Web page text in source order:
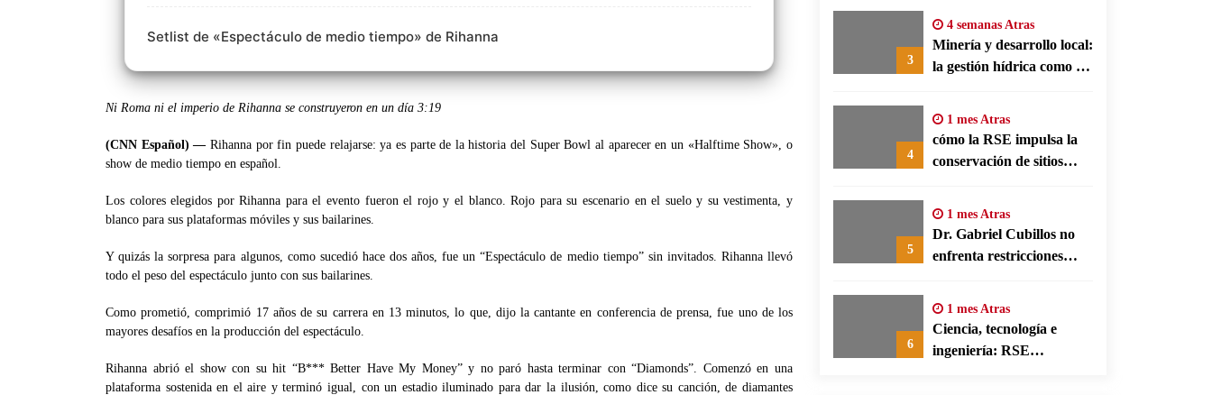
Setlist de «Espectáculo de medio tiempo» de Rihanna
Ni Roma ni el imperio de Rihanna se construyeron en un día 3:19
(CNN Español) — Rihanna por fin puede relajarse: ya es parte de la historia del Super Bowl al aparecer en un «Halftime Show», o
show de medio tiempo en español.
Los colores elegidos por Rihanna para el evento fueron el rojo y el blanco. Rojo para su escenario en el suelo y su vestimenta, y
blanco para sus plataformas móviles y sus bailarines.
Y quizás la sorpresa para algunos, como sucedió hace dos años, fue un “Espectáculo de medio tiempo” sin invitados. Rihanna llevó
todo el peso del espectáculo junto con sus bailarines.
Como prometió, comprimió 17 años de su carrera en 13 minutos, lo que, dijo la cantante en conferencia de prensa, fue uno de los
mayores desafíos en la producción del espectáculo.
Rihanna abrió el show con su hit “B*** Better Have My Money” y no paró hasta terminar con “Diamonds”. Comenzó en una
plataforma sostenida en el aire y terminó igual, con un estadio iluminado para dar la ilusión, como dice su canción, de diamantes
3
4 semanas Atras
Minería y desarrollo local:
la gestión hídrica como eje
4
1 mes Atras
cómo la RSE impulsa la
conservación de sitios
5
1 mes Atras
Dr. Gabriel Cubillos no
enfrenta restricciones
6
1 mes Atras
Ciencia, tecnología e
ingeniería: RSE